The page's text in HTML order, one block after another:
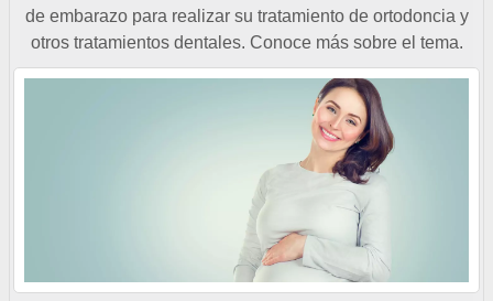
de embarazo para realizar su tratamiento de ortodoncia y
otros tratamientos dentales. Conoce más sobre el tema.